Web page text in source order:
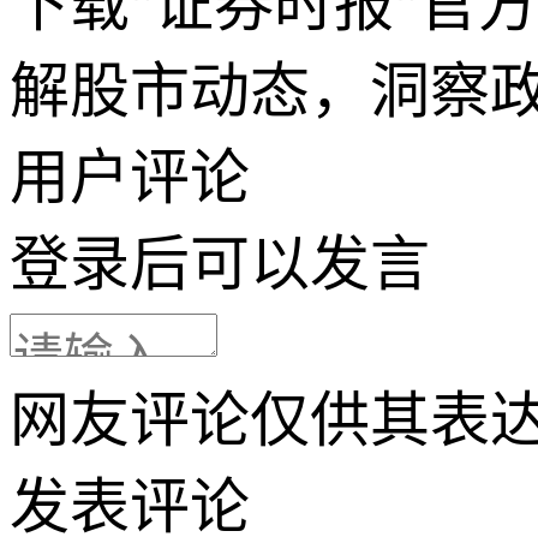
解股市动态，洞察
用户评论
登录后可以发言
网友评论仅供其表
发表评论